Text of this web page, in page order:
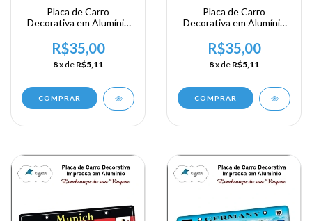
Placa de Carro
Decorativa em Alumínio
Viagem a Alemanha -
Gernany Nuremberg
R$35,00
8x de R$5,11
COMPRAR
Placa de Carro
Decorativa em Alumínio
Viagem a Alemanha -
Gernany Rotemburg
R$35,00
8x de R$5,11
COMPRAR